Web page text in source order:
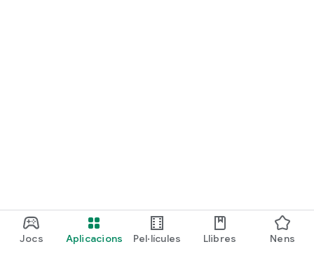
Jocs Aplicacions Pel·lícules Llibres Nens